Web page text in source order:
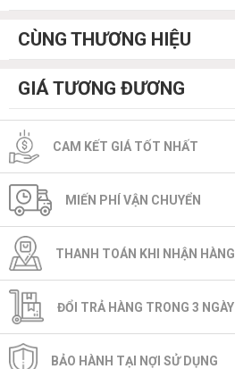
CÙNG THƯƠNG HIỆU
GIÁ TƯƠNG ĐƯƠNG
CAM KẾT GIÁ TỐT NHẤT
MIẾN PHÍ VẬN CHUYỂN
THANH TOÁN KHI NHẬN HÀNG
ĐỔI TRẢ HÀNG TRONG 3 NGÀY
BẢO HÀNH TẠI NỢI SỬ DỤNG